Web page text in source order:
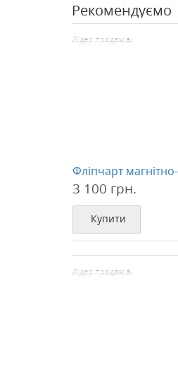
Рекомендуємо
Лідер продажів!
Фліпчарт
3 100 грн.
Купити
Лідер продажів!